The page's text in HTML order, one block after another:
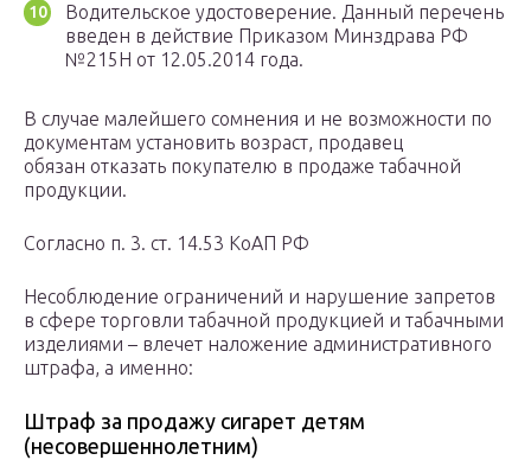
Водительское удостоверение. Данный перечень
введен в действие Приказом Минздрава РФ
№215Н от 12.05.2014 года.
В случае малейшего сомнения и не возможности по
документам установить возраст, продавец
обязан отказать покупателю в продаже табачной
продукции.
Согласно п. 3. ст. 14.53 КоАП РФ
Несоблюдение ограничений и нарушение запретов
в сфере торговли табачной продукцией и табачными
изделиями – влечет наложение административного
штрафа, а именно:
Штраф за продажу сигарет детям
(несовершеннолетним)